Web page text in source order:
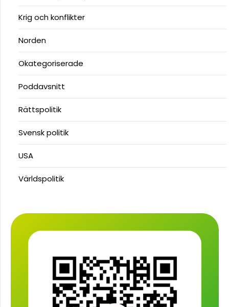
Krig och konflikter
Norden
Okategoriserade
Poddavsnitt
Rättspolitik
Svensk politik
USA
Världspolitik